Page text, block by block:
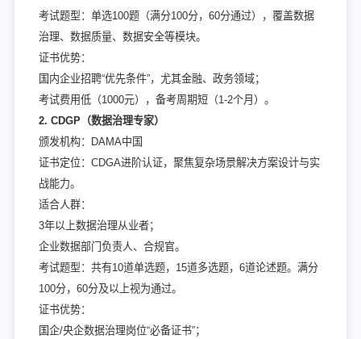
考试题型：单选100题（满分100分，60分通过），覆盖数据
治理、数据质量、数据安全等模块。
证书优势：
国内企业招聘“优先条件”，尤其金融、政务领域；
考试费用低（1000元），备考周期短（1-2个月）。
2. CDGP（数据治理专家）
颁发机构：DAMA中国
证书定位：CDGA进阶认证，聚焦复杂场景解决方案设计与实
战能力。
适合人群：
3年以上数据治理从业者；
企业数据部门负责人、合规官。
考试题型：共有10道单选题，15道多选题，6道论述题。满分
100分，60分及以上视为通过。
证书优势：
国企/央企数据治理岗位“必备证书”；